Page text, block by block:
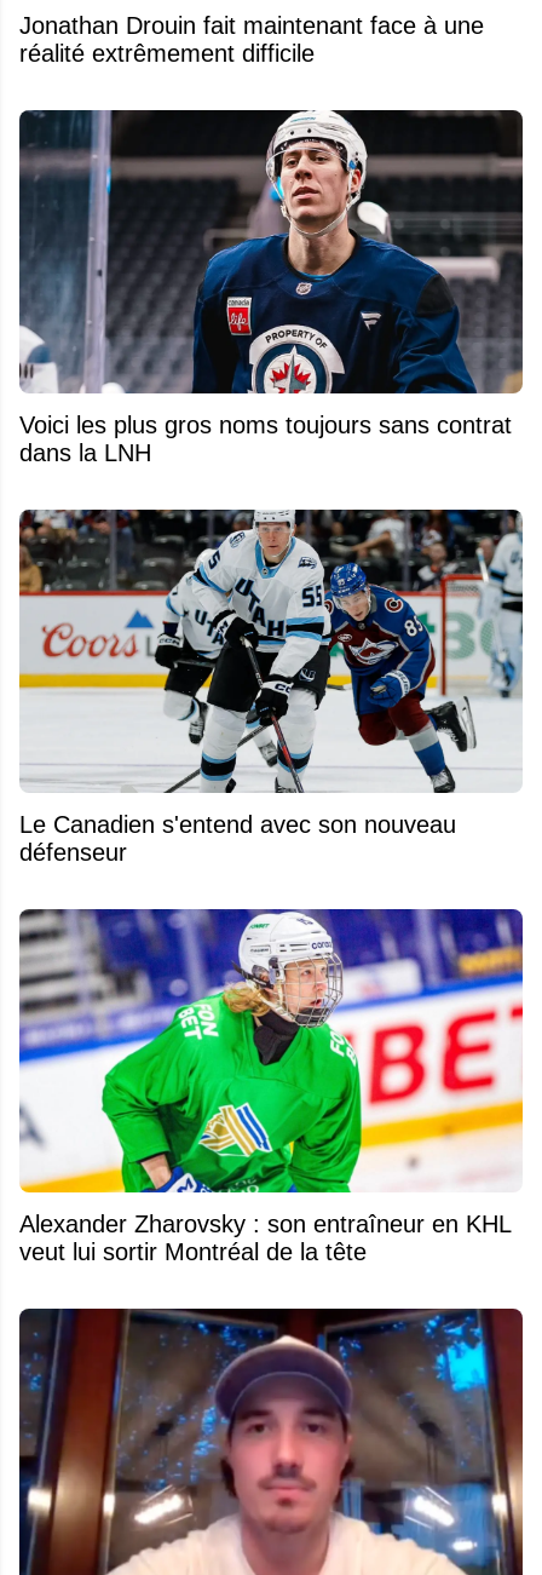
Jonathan Drouin fait maintenant face à une
réalité extrêmement difficile
Voici les plus gros noms toujours sans contrat
dans la LNH
Le Canadien s'entend avec son nouveau
défenseur
Alexander Zharovsky : son entraîneur en KHL
veut lui sortir Montréal de la tête